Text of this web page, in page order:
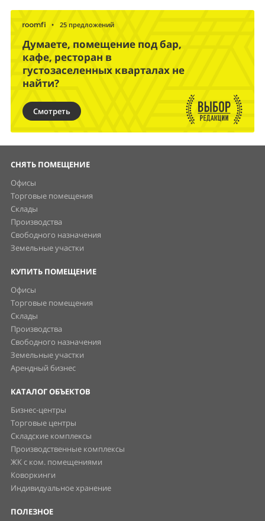
• 25 предложений
Думаете, помещение под бар,
кафе, ресторан в
густозаселенных кварталах не
найти?
Смотреть
СНЯТЬ ПОМЕЩЕНИЕ
Офисы
Торговые помещения
Склады
Производства
Свободного назначения
Земельные участки
КУПИТЬ ПОМЕЩЕНИЕ
Офисы
Торговые помещения
Склады
Производства
Свободного назначения
Земельные участки
Арендный бизнес
КАТАЛОГ ОБЪЕКТОВ
Бизнес-центры
Торговые центры
Складские комплексы
Производственные комплексы
ЖК с ком. помещениями
Коворкинги
Индивидуальное хранение
ПОЛЕЗНОЕ